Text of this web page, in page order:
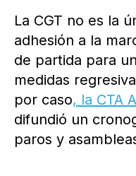
La CGT no es la
adhesión a la
de partida para
medidas
por caso, la CTA
difundió un
paros y